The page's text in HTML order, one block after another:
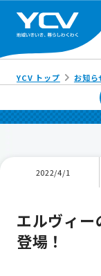
YCV トップ お知ら
2022/4/1
エルヴィ
登場！